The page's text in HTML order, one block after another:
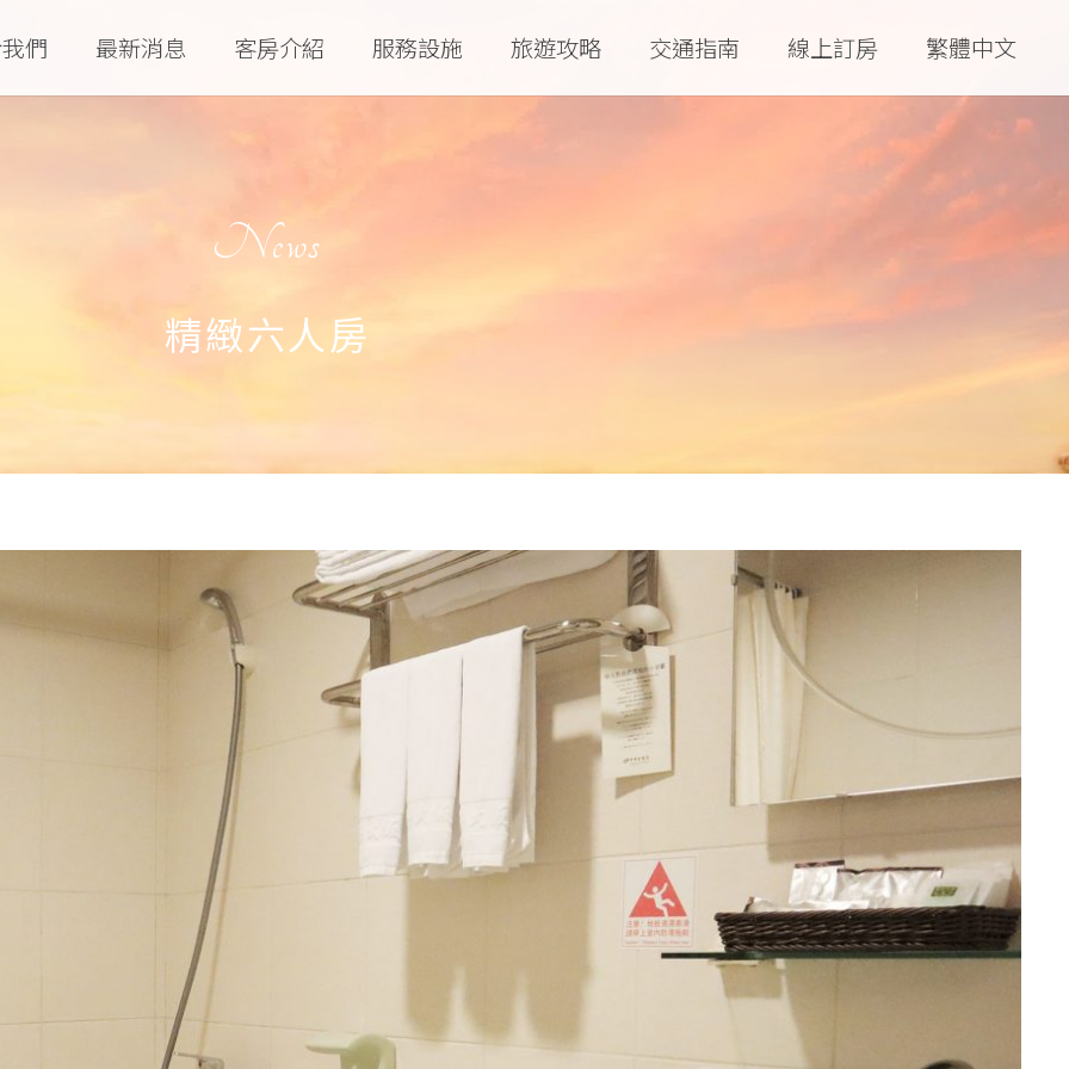
們 最新消息 客房介紹 服務設施 旅遊攻略 交通指南 線上訂房 繁體中文
News
精緻六人房